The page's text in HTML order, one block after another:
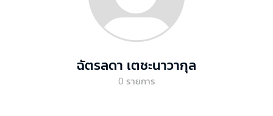
ฉัตรลดา เตชะนาวากุล
0 รายการ